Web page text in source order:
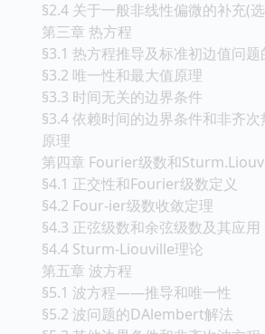
§2.4 关于一般非线性偏微的补充(
第三章 热方程
§3.1 热方程推导及标准初边值问题
§3.2 唯一性和最大值原理
§3.3 时间无关的边界条件
§3.4 依赖时间的边界条件和非齐
原理
第四章 Fourier级数和
§4.1 正交性和Fourier级数定义
§4.2 Four-ier级数收敛定理
§4.3 正弦级数和余弦级数及其应用
§4.4 Sturm-Liouville理论
第五章 波方程
§5.1 波方程——推导和唯一性
§5.2 波问题的DAlembert解法